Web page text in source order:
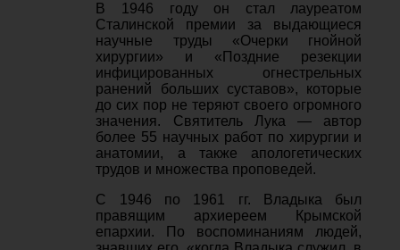
В 1946 году он стал лауреатом
Сталинской премии за выдающиеся
научные труды «Очерки гнойной
хирургии» и «Поздние резекции
инфицированных огнестрельных
ранений больших суставов», которые
до сих пор не теряют своего огромного
значения. Святитель Лука — автор
более 55 научных работ по хирургии и
анатомии, а также апологетических
трудов и множества проповедей.
С 1946 по 1961 гг. Владыка был
правящим архиереем Крымской
епархии. По воспоминаниям людей,